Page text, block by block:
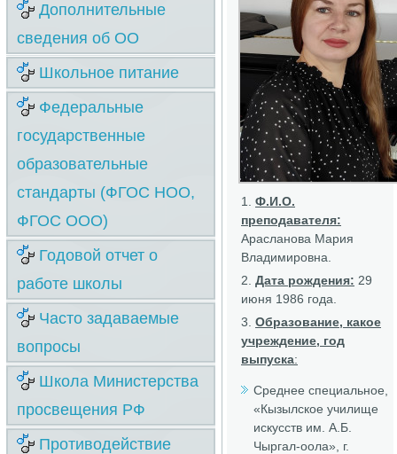
Дополнительные
сведения об ОО
Школьное питание
Федеральные
государственные
образовательные
стандарты (ФГОС НОО,
ФГОС ООО)
Годовой отчет о
работе школы
Часто задаваемые
вопросы
Школа Министерства
просвещения РФ
Противодействие
Ф.И.О.
преподавателя:
Арасланова Мария
Владимировна.
Дата рождения: 29
июня 1986 года.
Образование, какое
учреждение, год
выпуска:
Среднее специальное,
«Кызылское училище
искусств им. А.Б.
Чыргал-оола», г.